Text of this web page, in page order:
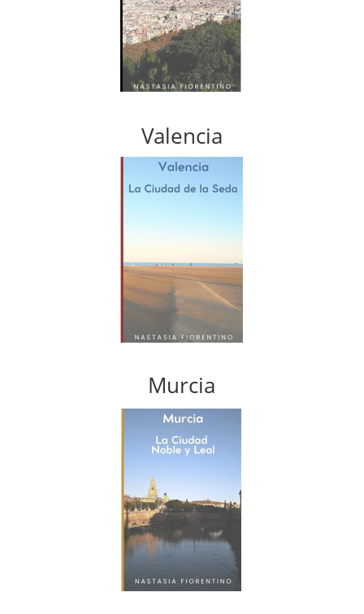
Valencia
Murcia